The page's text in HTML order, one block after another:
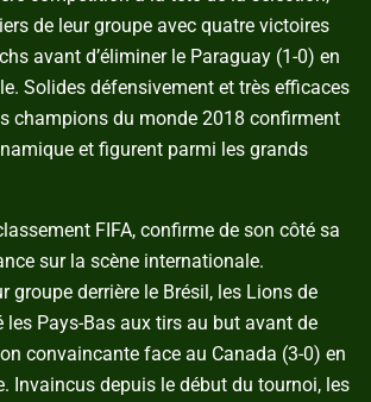
de leur groupe avec quatre victoires
avant d’éliminer le Paraguay (1-0) en
Solides défensivement et très efficaces
champions du monde 2018 confirment
et figurent parmi les grands
FIFA, confirme de son côté sa
sur la scène internationale.
groupe derrière le Brésil, les Lions de
les Pays-Bas aux tirs au but avant de
convaincante face au Canada (3-0) en
Invaincus depuis le début du tournoi, les